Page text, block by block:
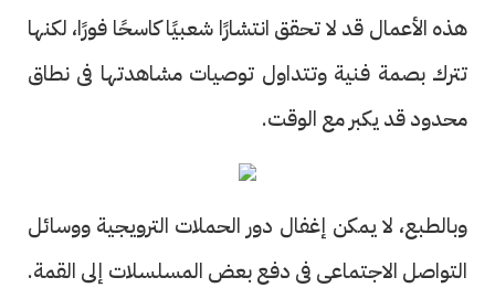
هذه الأعمال قد لا تحقق انتشارًا شعبيًا كاسحًا فورًا، لكنها
تترك بصمة فنية وتتداول توصيات مشاهدتها فى نطاق
محدود قد يكبر مع الوقت.
وبالطبع، لا يمكن إغفال دور الحملات الترويجية ووسائل
التواصل الاجتماعى فى دفع بعض المسلسلات إلى القمة.